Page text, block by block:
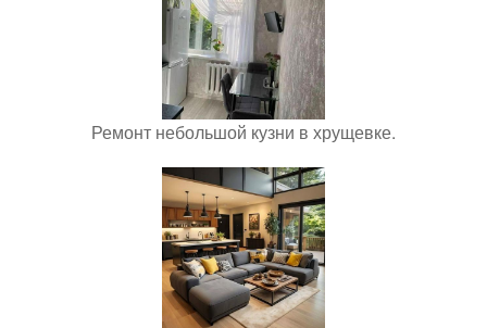
Ремонт небольшой кузни в хрущевке.